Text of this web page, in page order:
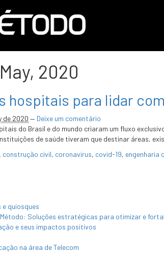
May, 2020
para lidar
de 2020 — Deixe um comentário
do Brasil e do mundo criaram um fluxo
de saúde tiveram que destinar áreas,
, construção civil, coronavirus, covid-19, engenharia
quiosques
Soluções estratégicas para otimizar e
e seus impactos positivos
na área de Telecom